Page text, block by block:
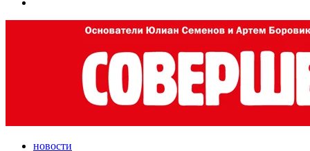
новости